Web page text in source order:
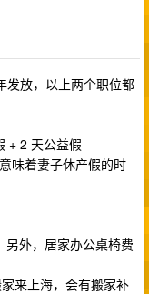
发放，以上两个职位都
+ 2 天公益假
味着妻子休产假的时
外，居家办公桌椅费
来上海，会有搬家补